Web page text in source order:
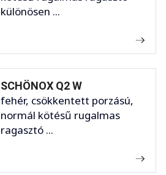
különösen ...
SCHÖNOX Q2 W
fehér, csökkentett porzású,
normál kötésű rugalmas
ragasztó ...